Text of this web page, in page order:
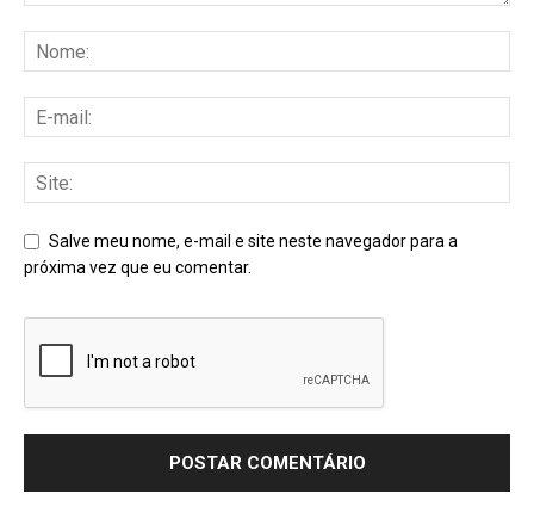
Salve meu nome, e-mail e site neste navegador para a
próxima vez que eu comentar.